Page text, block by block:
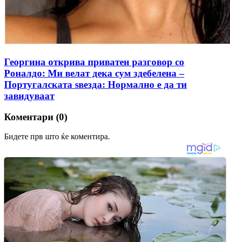
Георгина открива приватен разговор со
Роналдо: Ми велат дека сум здебелена –
Португалската ѕвезда: Нормално е да ти
завидуваат
Коментари (0)
Бидете прв што ќе коментира.